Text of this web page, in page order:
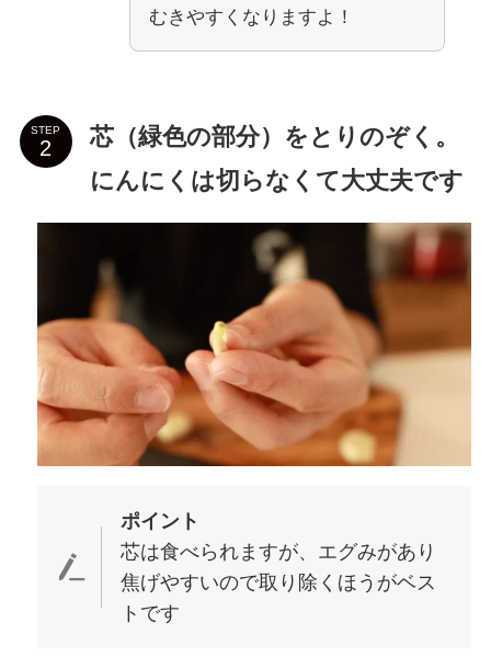
むきやすくなりますよ！
STEP
芯（緑色の部分）をとりのぞく。
にんにくは切らなくて大丈夫です
ポイント
芯は食べられますが、エグみがあり
焦げやすいので取り除くほうがベス
トです